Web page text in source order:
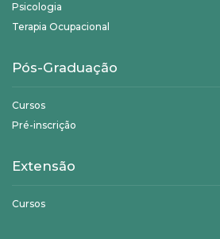
Psicologia
Terapia Ocupacional
Pós-Graduação
Cursos
Pré-inscrição
Extensão
Cursos